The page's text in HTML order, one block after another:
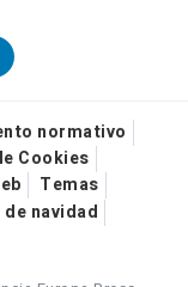
normativo
Cookies
Temas
navidad